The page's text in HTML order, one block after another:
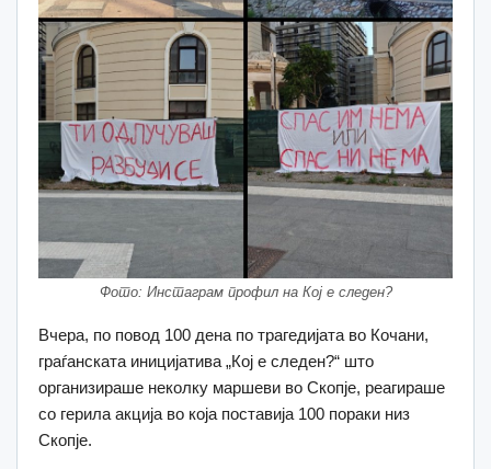
Фото: Инстаграм профил на Кој е следен?
Вчера, по повод 100 дена по трагедијата во Кочани,
граѓанската иницијатива „Кој е следен?“ што
организираше неколку маршеви во Скопје, реагираше
со герила акција во која поставија 100 пораки низ
Скопје.